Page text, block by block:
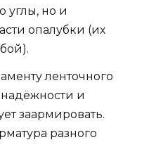
углы, но и
опалубки (их
ленточного
и
заармировать.
разного